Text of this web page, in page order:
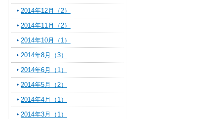
2014年12月（2）
2014年11月（2）
2014年10月（1）
2014年8月（3）
2014年6月（1）
2014年5月（2）
2014年4月（1）
2014年3月（1）